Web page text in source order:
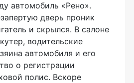
автомобиль «Рено».
дверь проник
и скрылся. В салоне
водительские
автомобиля и его
о регистрации
полис. Вскоре